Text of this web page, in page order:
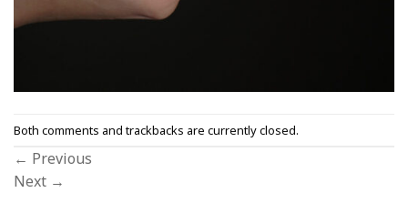
Both comments and trackbacks are currently closed.
← Previous
Next →